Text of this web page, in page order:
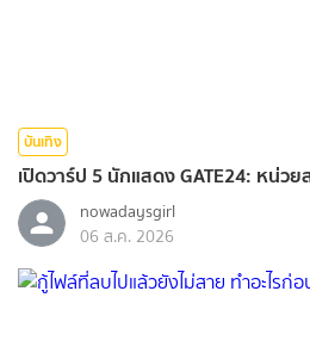
บันเทิง
เปิดวาร์ป 5 นักแสดง GATE24: หน่ว
nowadaysgirl
06 ส.ค. 2026